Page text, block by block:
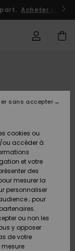
Acheter
cookies ou
ou accéder à
et votre
des
mesurer la
personnaliser
; pour
ou non les
y opposer
de votre
sans accepter